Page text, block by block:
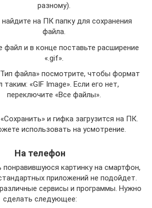
разному).
найдите на ПК папку для сохранения
файла.
файл и в конце поставьте расширение
«.gif».
файла» посмотрите, чтобы формат
таким: «GIF Image». Если его нет,
переключите «Все файлы».
и гифка загрузится на ПК.
использовать на усмотрение.
На телефон
картинку на смартфон,
приложений не подойдет.
сервисы и программы. Нужно
сделать следующее: